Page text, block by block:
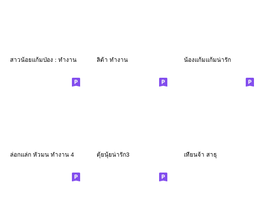
สาวน้อยแก้มป่อง : ทำงาน ลิต้า ทำงาน น้องแก้มแก้มน่ารัก
ล่อกแล่ก หัวมน ทำงาน 4 ตุ้ยนุ้ยน่ารัก3 เทียนจ้า สาธุ